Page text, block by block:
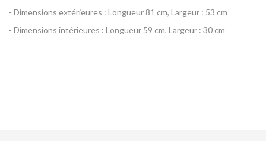
- Dimensions extérieures : Longueur 81 cm, Largeur : 53 cm
- Dimensions intérieures : Longueur 59 cm, Largeur : 30 cm